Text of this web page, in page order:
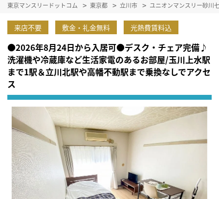
東京マンスリードットコム 東京都 立川市 ユニオンマンスリー砂川
来店不要 敷金・礼金無料 光熱費賃料込
●2026年8月24日から入居可●デスク・チェア完備♪
洗濯機や冷蔵庫など生活家電のあるお部屋/玉川上水駅
まで1駅＆立川北駅や高幡不動駅まで乗換なしでアクセ
ス